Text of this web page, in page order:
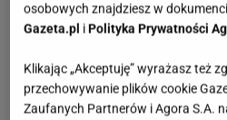
osobowych znajdziesz w
Gazeta.pl iPolityka Prywatności
Klikając „Akceptuję” wyrażasz też
przechowywanie plików cookie
Zaufanych Partnerów i Agora S.A.